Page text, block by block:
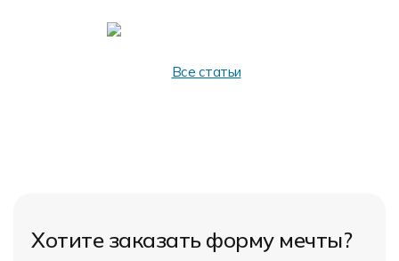
Все статьи
Хотите заказать форму мечты?